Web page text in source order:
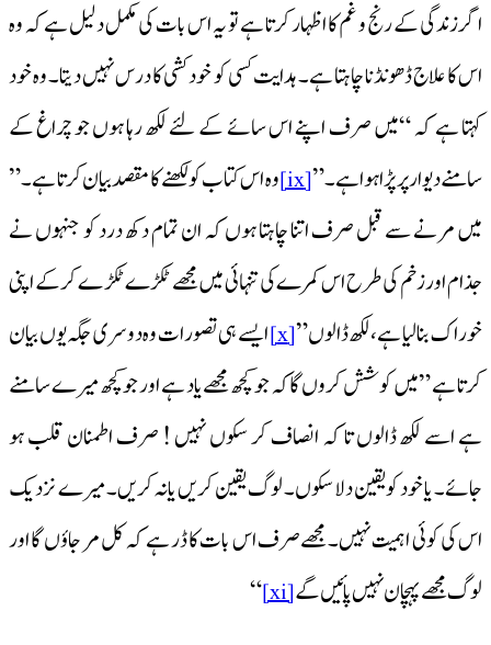
اگر زندگی کے رنج و غم کا اظہار کرتا ہے تو یہ اس بات کی مکمل دلیل ہے کہ وہ
اس کا علاج ڈھونڈنا چاہتا ہے۔ ہدایت کسی کو خود کشی کا درس نہیں دیتا۔ وہ خود
کہتا ہے کہ “میں صرف اپنے اس سائے کے لئے لکھ رہا ہوں جو چراغ کے
سامنے دیوار پر پڑا ہوا ہے۔”[ix]
وہ اس کتاب کو لکھنے کا مقصد بیان کرتا ہے۔ ”
میں مرنے سے قبل صرف اتنا چاہتا ہوں کہ ان تمام دکھ درد کو جنہوں نے
جذام اور زخم کی طرح اس کمرے کی تنہائی میں مجھے ٹکڑے ٹکڑ ے کر کے اپنی
خوراک بنا لیا ہے، لکھ ڈالوں”[x]
ایسے ہی تصورات وہ دوسری جگہ یوں بیان
کرتا ہے ” میں کوشش کروں گا کہ جو کچھ مجھے یاد ہے اور جو کچھ میرے سامنے
ہے اسے لکھ ڈالوں تا کہ انصاف کر سکوں نہیں ! صرف اطمنان قلب ہو
جائے۔ یا خود کو یقین دلا سکوں۔ لوگ یقین کریں یا نہ کریں۔ میرے نزدیک
اس کی کوئی اہمیت نہیں۔ مجھےصرف اس بات کا ڈر ہے کہ کل مر جاؤں گا اور
لوگ مجھے پہچان نہیں پائیں گے[xi]
“